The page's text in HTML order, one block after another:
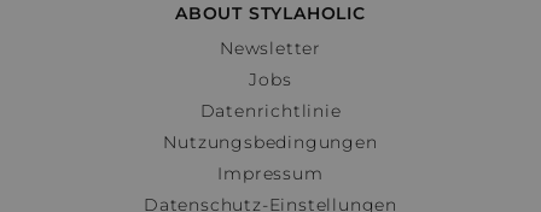
ABOUT STYLAHOLIC
Newsletter
Jobs
Datenrichtlinie
Nutzungsbedingungen
Impressum
Datenschutz-Einstellungen